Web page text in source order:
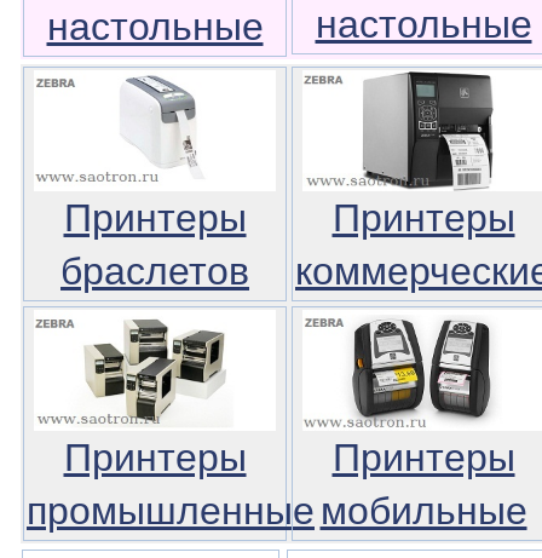
настольные
настольные
Принтеры
браслетов
Принтеры
Принтеры
промышленные
Принтеры
мобильные